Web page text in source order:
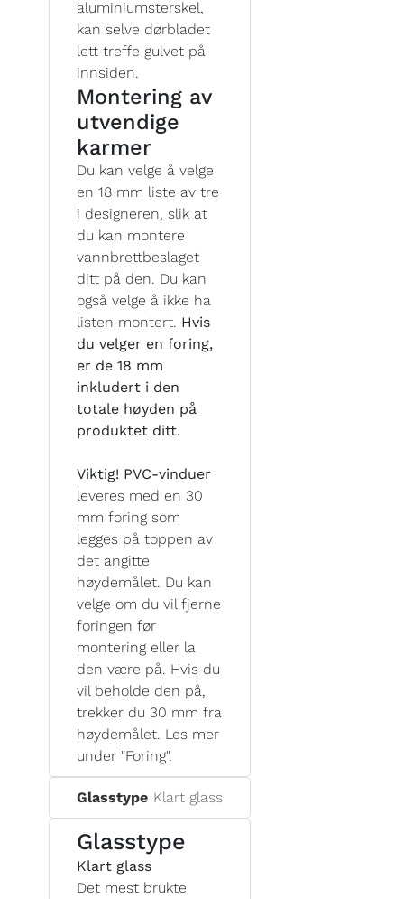
aluminiumsterskel,
kan selve dørbladet
lett treffe gulvet på
innsiden.
Montering av
utvendige
karmer
Du kan velge å velge
en 18 mm liste av tre
i designeren, slik at
du kan montere
vannbrettbeslaget
ditt på den. Du kan
også velge å ikke ha
listen montert. Hvis
du velger en foring,
er de 18 mm
inkludert i den
totale høyden på
produktet ditt.
Viktig! PVC-vinduer
leveres med en 30
mm foring som
legges på toppen av
det angitte
høydemålet. Du kan
velge om du vil fjerne
foringen før
montering eller la
den være på. Hvis du
vil beholde den på,
trekker du 30 mm fra
høydemålet. Les mer
under "Foring".
Glasstype Klart glass
Glasstype
Klart glass
Det mest brukte